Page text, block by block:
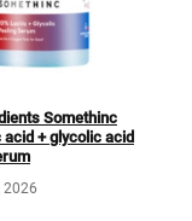
Somethinc
acid + glycolic acid
2026